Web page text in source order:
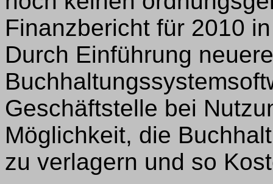
Finanzbericht für 2010
Durch Einführung
Geschäftstelle bei
Möglichkeit, die
zu verlagern und so